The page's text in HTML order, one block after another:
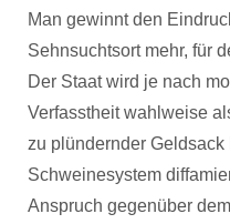
Man gewinnt den
Sehnsuchtsort mehr, für
Der Staat wird je nach
Verfasstheit wahlweise
zu plündernder
Schweinesystem
Anspruch gegenüber